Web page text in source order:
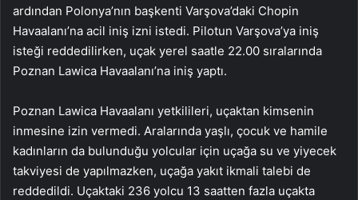
ardından Polonya’nın başkenti Varşova’daki Chopin
Havaalanı’na acil iniş izni istedi. Pilotun Varşova’ya iniş
isteği reddedilirken, uçak yerel saatle 22.00 sıralarında
Poznan Lawica Havaalanı’na iniş yaptı.
Poznan Lawica Havaalanı yetkilileri, uçaktan kimsenin
inmesine izin vermedi. Aralarında yaşlı, çocuk ve hamile
kadınların da bulunduğu yolcular için uçağa su ve yiyecek
takviyesi de yapılmazken, uçağa yakıt ikmali talebi de
reddedildi. Uçaktaki 236 yolcu 13 saatten fazla uçakta